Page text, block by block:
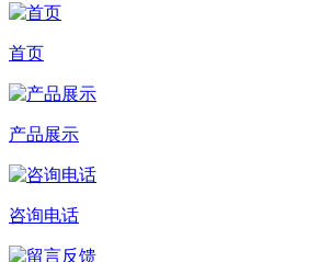
首页
产品展示
咨询电话